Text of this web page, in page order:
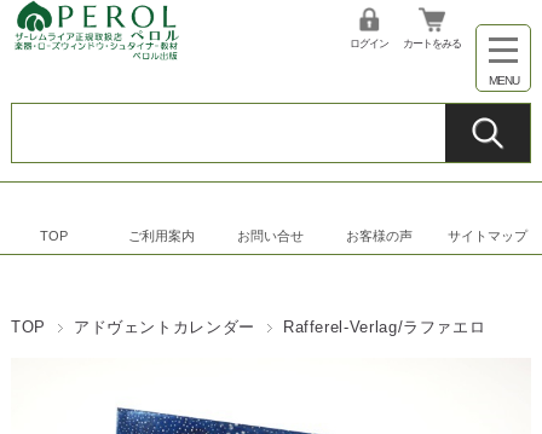
ログイン カートをみる
TOP ご利用案内 お問い合せ お客様の声 サイトマップ
TOP アドヴェントカレンダー Rafferel-Verlag/ラファエロ